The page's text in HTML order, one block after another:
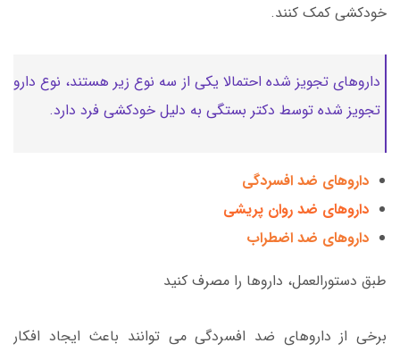
خودکشی کمک کنند.
داروهای تجویز شده احتمالا یکی از سه نوع زیر هستند، نوع دارو
تجویز شده توسط دکتر بستگی به دلیل خودکشی فرد دارد.
داروهای ضد افسردگی
داروهای ضد روان پریشی
داروهای ضد اضطراب
طبق دستورالعمل، داروها را مصرف کنید
برخی از داروهای ضد افسردگی می توانند باعث ایجاد افکار